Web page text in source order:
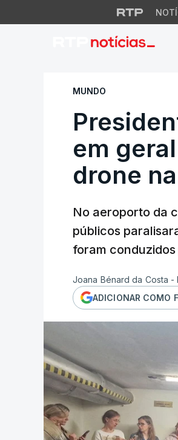
MUNDO
em
drone
No aeroporto da
públicos
foram
Joana Bénard da Costa -
ADICIONAR COMO